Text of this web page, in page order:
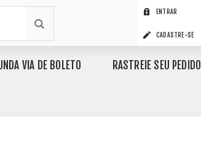
ENTRAR
CADASTRE-SE
VIA DE BOLETO RASTREIE SEU PEDIDO